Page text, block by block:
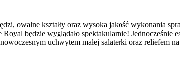
owalne kształty oraz wysoka jakość wykonania
będzie wyglądało spektakularnie! Jednocześnie
uchwytem małej salaterki oraz reliefem